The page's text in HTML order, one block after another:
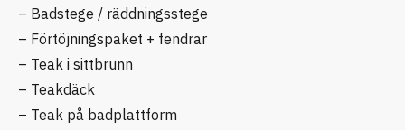
– Badstege / räddningsstege
– Förtöjningspaket + fendrar
– Teak i sittbrunn
– Teakdäck
– Teak på badplattform